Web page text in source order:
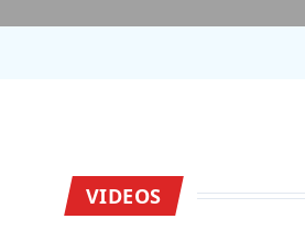
VIDEOS